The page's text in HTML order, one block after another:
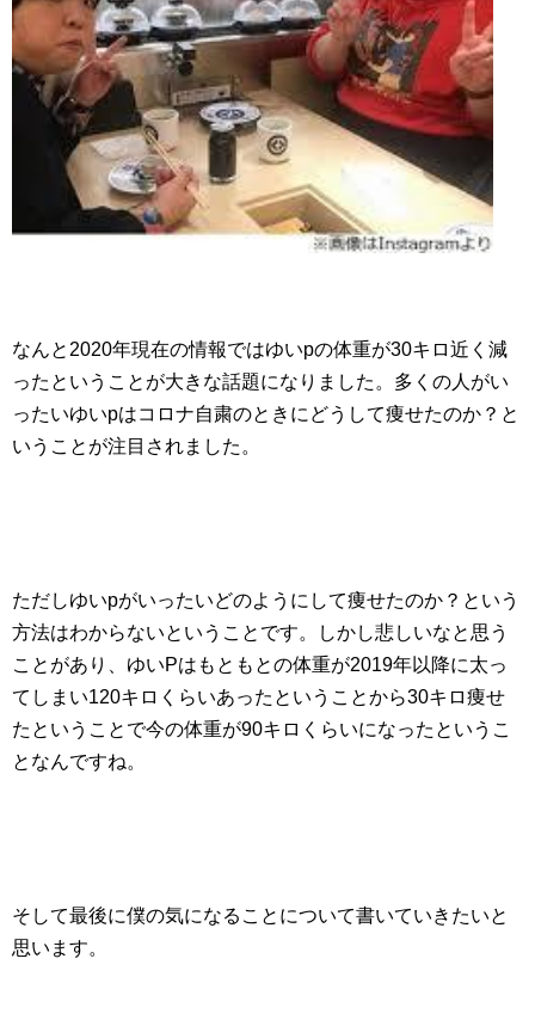
なんと2020年現在の情報ではゆいpの体重が30キロ近く減
ったということが大きな話題になりました。多くの人がい
ったいゆいpはコロナ自粛のときにどうして痩せたのか？と
いうことが注目されました。
ただしゆいpがいったいどのようにして痩せたのか？という
方法はわからないということです。しかし悲しいなと思う
ことがあり、ゆいPはもともとの体重が2019年以降に太っ
てしまい120キロくらいあったということから30キロ痩せ
たということで今の体重が90キロくらいになったというこ
となんですね。
そして最後に僕の気になることについて書いていきたいと
思います。